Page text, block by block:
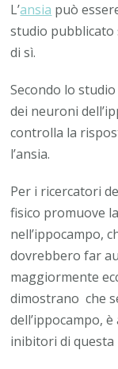
L’ansia può
studio pubblicato
di sì.
Secondo lo studio
dei neuroni
controlla la
l’ansia.
Per i ricercatori
fisico promuove
nell’ippocampo,
dovrebbero far
maggiormente
dimostrano che
dell’ippocampo,
inibitori di questa